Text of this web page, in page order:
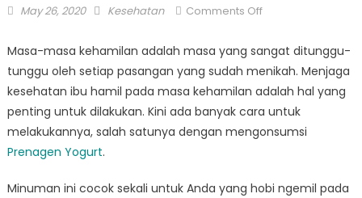
Posted
May 26, 2020 Author
Kesehatan Comments Offon
Bernutrisi
Untuk
Ibu
Masa-masa kehamilan adalah masa yang sangat ditunggu-
tunggu oleh setiap pasangan yang sudah menikah. Menjaga
kesehatan ibu hamil pada masa kehamilan adalah hal yang
penting untuk dilakukan. Kini ada banyak cara untuk
melakukannya, salah satunya dengan mengonsumsi
Prenagen Yogurt.
Minuman ini cocok sekali untuk Anda yang hobi ngemil pada